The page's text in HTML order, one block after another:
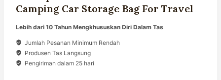
Camping Car Storage Bag For Travel
Lebih dari 10 Tahun Mengkhususkan Diri Dalam Tas
Jumlah Pesanan Minimum Rendah
Produsen Tas Langsung
Pengiriman dalam 25 hari